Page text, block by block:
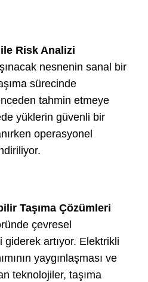
Risk Analizi
nesnenin sanal bir
sürecinde
tahmin etmeye
yüklerin güvenli bir
operasyonel
Taşıma Çözümleri
çevresel
artıyor. Elektrikli
yaygınlaşması ve
teknolojiler, taşıma